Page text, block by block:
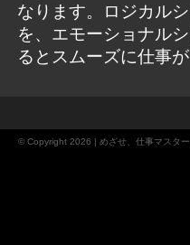
なります。ロジカル
を、エモーショナル
るとスムーズに仕事
© Copyright 2026 | めざせ、仕事マスタ